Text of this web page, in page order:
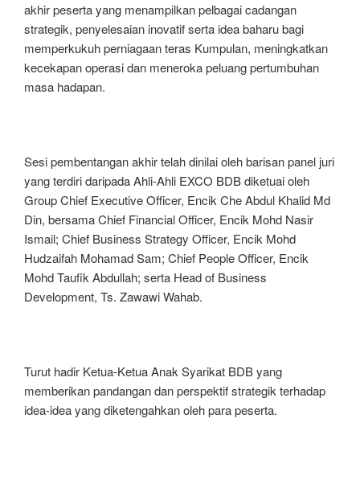
akhir peserta yang menampilkan pelbagai cadangan
strategik, penyelesaian inovatif serta idea baharu bagi
memperkukuh perniagaan teras Kumpulan, meningkatkan
kecekapan operasi dan meneroka peluang pertumbuhan
masa hadapan.
Sesi pembentangan akhir telah dinilai oleh barisan panel juri
yang terdiri daripada Ahli-Ahli EXCO BDB diketuai oleh
Group Chief Executive Officer, Encik Che Abdul Khalid Md
Din, bersama Chief Financial Officer, Encik Mohd Nasir
Ismail; Chief Business Strategy Officer, Encik Mohd
Hudzaifah Mohamad Sam; Chief People Officer, Encik
Mohd Taufik Abdullah; serta Head of Business
Development, Ts. Zawawi Wahab.
Turut hadir Ketua-Ketua Anak Syarikat BDB yang
memberikan pandangan dan perspektif strategik terhadap
idea-idea yang diketengahkan oleh para peserta.